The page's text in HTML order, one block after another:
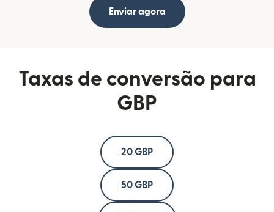
Enviar agora
Taxas de conversão para
GBP
20 GBP
50 GBP